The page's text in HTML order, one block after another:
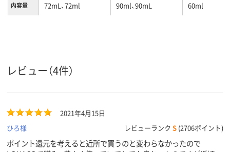
内容量 72mL、72ml 90ml、90mL 60ml
レビュー（4件）
2021年4月15日
ひろ様
レビューランク S (2706ポイント)
ポイント還元を考えると近所で買うのと変わらなかったので